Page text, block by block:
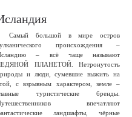
Самый большой в мире остров
происхождения –
– всё чаще называют
ПЛАНЕТОЙ. Нетронутость
и люди, сумевшие выжить на
с взрывным характером, земле –
туристические бренды.
впечатляют
ландшафты, чёрные